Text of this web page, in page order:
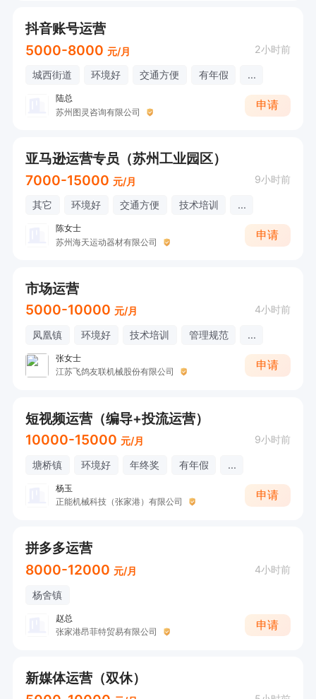
抖音账号运营
5000-8000 元/月 2小时前
城西街道 环境好 交通方便 有年假 ...
陆总
苏州图灵咨询有限公司
申请
亚马逊运营专员（苏州工业园区）
7000-15000 元/月 9小时前
其它 环境好 交通方便 技术培训 ...
陈女士
苏州海天运动器材有限公司
申请
市场运营
5000-10000 元/月 4小时前
凤凰镇 环境好 技术培训 管理规范 ...
张女士
江苏飞鸽友联机械股份有限公司
申请
短视频运营（编导+投流运营）
10000-15000 元/月 9小时前
塘桥镇 环境好 年终奖 有年假 ...
杨玉
正能机械科技（张家港）有限公司
申请
拼多多运营
8000-12000 元/月 4小时前
杨舍镇
赵总
张家港昂菲特贸易有限公司
申请
新媒体运营（双休）